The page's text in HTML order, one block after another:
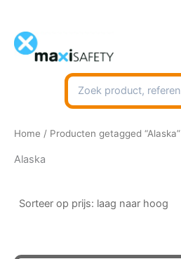
inhoud
Zoeken
naar:
Home / Producten getagged “Alaska”
Alaska